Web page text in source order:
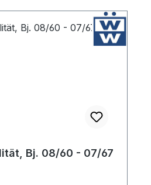
Bj. 08/60 - 07/67